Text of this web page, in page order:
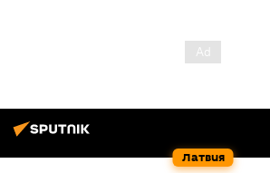
Латвия